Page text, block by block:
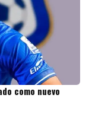
como nuevo